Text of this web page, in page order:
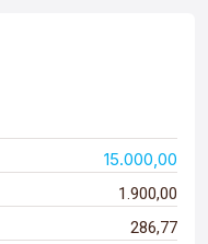
15.000,00
1.900,00
286,77